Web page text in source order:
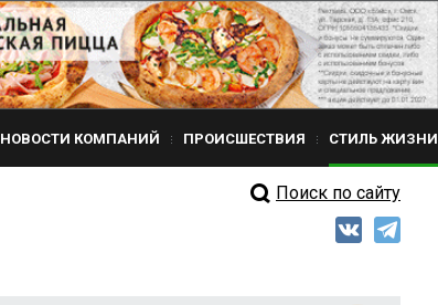
НОВОСТИ КОМПАНИЙ ПРОИСШЕСТВИЯ СТИЛЬ ЖИЗНИ
Поиск по сайту